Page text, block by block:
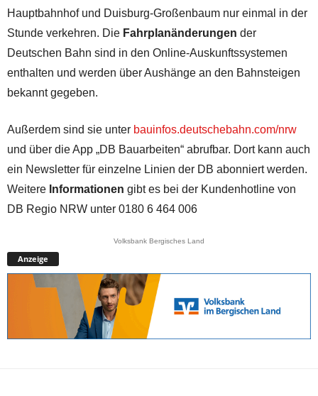
Hauptbahnhof und Duisburg-Großenbaum nur einmal in der
Stunde verkehren. Die Fahrplanänderungen der
Deutschen Bahn sind in den Online-Auskunftssystemen
enthalten und werden über Aushänge an den Bahnsteigen
bekannt gegeben.
Außerdem sind sie unter bauinfos.deutschebahn.com/nrw
und über die App „DB Bauarbeiten“ abrufbar. Dort kann auch
ein Newsletter für einzelne Linien der DB abonniert werden.
Weitere Informationen gibt es bei der Kundenhotline von
DB Regio NRW unter 0180 6 464 006
Volksbank Bergisches Land
Anzeige